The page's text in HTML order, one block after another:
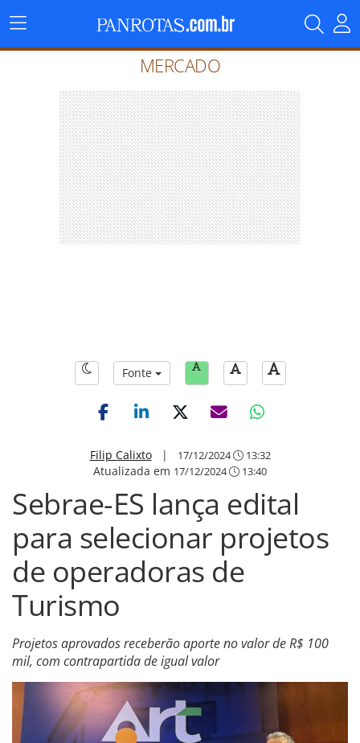
Menu
Principal
MERCADO
Fonte
Filip Calixto| 17/12/2024 13:32
Atualizada em 17/12/2024 13:40
Sebrae-ES lança edital
para selecionar projetos
de operadoras de
Turismo
Projetos aprovados receberão aporte no valor de R$ 100
mil, com contrapartida de igual valor